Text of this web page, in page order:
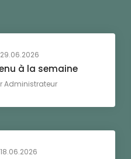
29.06.2026
à la semaine
Administrateur
18.06.2026